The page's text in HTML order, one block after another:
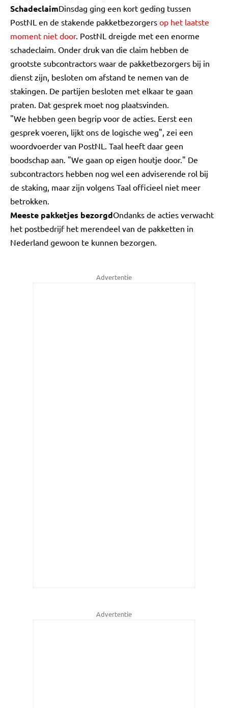
SchadeclaimDinsdag ging een kort geding tussen
PostNL en de stakende pakketbezorgers op het laatste
moment niet door. PostNL dreigde met een enorme
schadeclaim. Onder druk van die claim hebben de
grootste subcontractors waar de pakketbezorgers bij in
dienst zijn, besloten om afstand te nemen van de
stakingen. De partijen besloten met elkaar te gaan
praten. Dat gesprek moet nog plaatsvinden.
"We hebben geen begrip voor de acties. Eerst een
gesprek voeren, lijkt ons de logische weg", zei een
woordvoerder van PostNL. Taal heeft daar geen
boodschap aan. "We gaan op eigen houtje door." De
subcontractors hebben nog wel een adviserende rol bij
de staking, maar zijn volgens Taal officieel niet meer
betrokken.
Meeste pakketjes bezorgdOndanks de acties verwacht
het postbedrijf het merendeel van de pakketten in
Nederland gewoon te kunnen bezorgen.
Advertentie
Advertentie